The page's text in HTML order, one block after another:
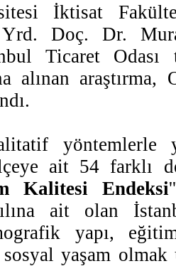
İktisat
Doç. Dr.
Ticaret Odası
alınan araştırma,
yöntemlerle
ait 54 farklı
Kalitesi Endeksi
ait olan
yapı,
yaşam